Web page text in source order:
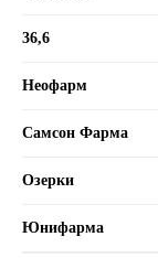
36,6
Неофарм
Самсон Фарма
Озерки
Юнифарма